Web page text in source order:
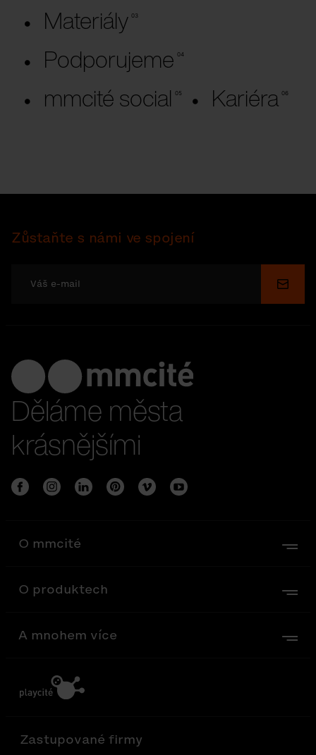
Materiály
Podporujeme
mmcité social
Kariéra
Zůstaňte s námi ve spojení
Děláme města
krásnějšími
O mmcité
O produktech
A mnohem více
Zastupované firmy